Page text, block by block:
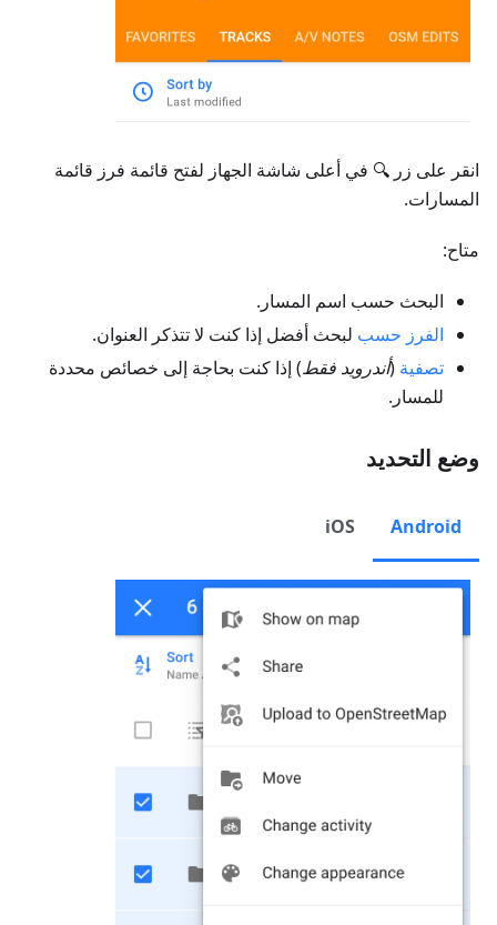
انقر على زر 🔍 في أعلى شاشة الجهاز لفتح قائمة فرز قائمة
المسارات.
متاح:
البحث حسب اسم المسار.
الفرز حسب لبحث أفضل إذا كنت لا تتذكر العنوان.
تصفية (أندرويد فقط) إذا كنت بحاجة إلى خصائص محددة
للمسار.
وضع التحديد
Android
iOS